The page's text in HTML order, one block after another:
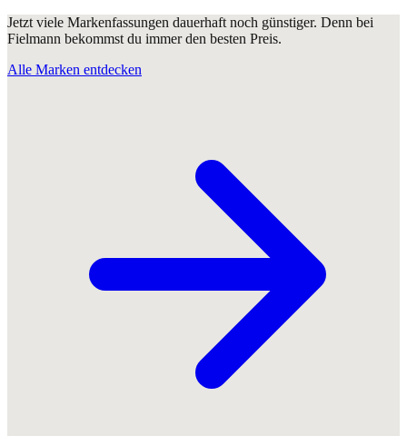
Jetzt viele Markenfassungen dauerhaft noch günstiger. Denn bei
Fielmann bekommst du immer den besten Preis.
Alle Marken entdecken